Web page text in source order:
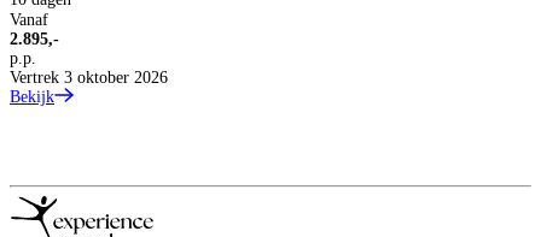
Vanaf
2.895,-
p.p.
Vertrek 3 oktober 2026
Bekijk